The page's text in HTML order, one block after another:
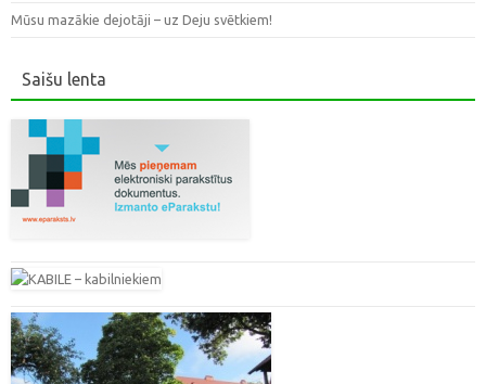
Mūsu mazākie dejotāji – uz Deju svētkiem!
Saišu lenta